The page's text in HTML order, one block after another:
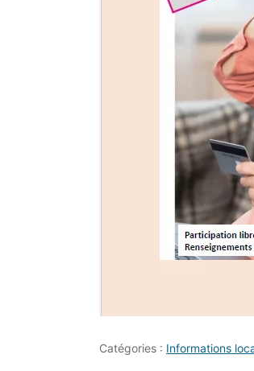
Catégories : Informations